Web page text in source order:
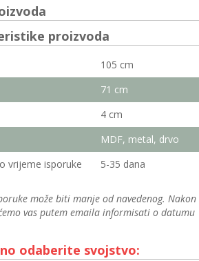
proizvoda
105 cm
71 cm
4 cm
MDF, metal, drvo
vrijeme isporuke
5-35 dana
može biti manje od navedenog. Nakon
vas putem emaila informisati o datumu
odaberite svojstvo: